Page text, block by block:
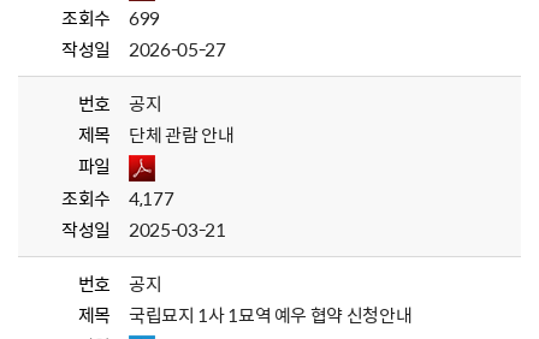
조회수
699
작성일
2026-05-27
번호
공지
제목
단체 관람 안내
파일
조회수
4,177
작성일
2025-03-21
번호
공지
제목
국립묘지 1사 1묘역 예우 협약 신청안내